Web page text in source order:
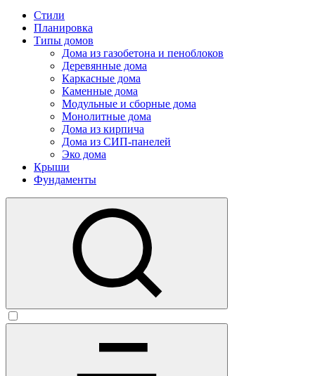
Стили
Планировка
Типы домов
Дома из газобетона и пеноблоков
Деревянные дома
Каркасные дома
Каменные дома
Модульные и сборные дома
Монолитные дома
Дома из кирпича
Дома из СИП-панелей
Эко дома
Крыши
Фундаменты